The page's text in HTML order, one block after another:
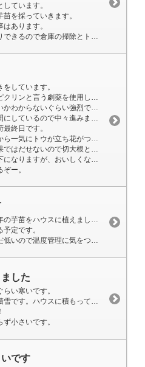
ています。
を採っていきます。
あります。
で倉庫の掃除とトラクターを洗います。
しています。
リンと言う劇薬を使用します。
わからないぐらい強烈です。
ので中々進みませんがボチボチしてます。
終日です。
にトウが立ち花がついてきました。
ないので切大根として出荷しています。
すが、おいしくないので仕方ありません。
ー。
２月１９日今年の芋苗をハウスに植えました。
定です。
温度管理に気をつけながら頑張ります。
した
い寒いです。
です。ハウスに積もってます。
小さいです。
です